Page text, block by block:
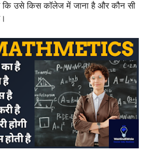
पर कि उसे किस कॉलेज में जाना है और कौन सी